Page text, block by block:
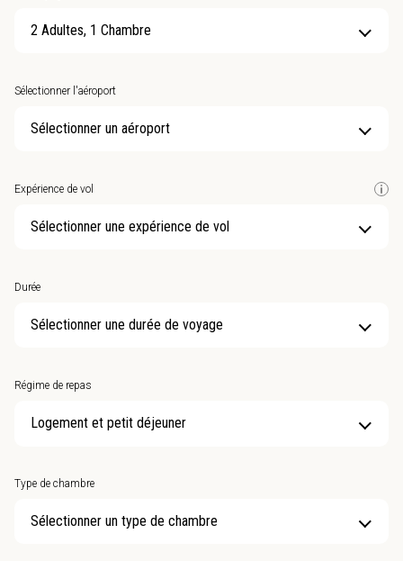
2 Adultes, 1 Chambre
Sélectionner l'aéroport
Sélectionner un aéroport
Expérience de vol
Sélectionner une expérience de vol
Durée
Sélectionner une durée de voyage
Régime de repas
Type de chambre
Sélectionner un type de chambre